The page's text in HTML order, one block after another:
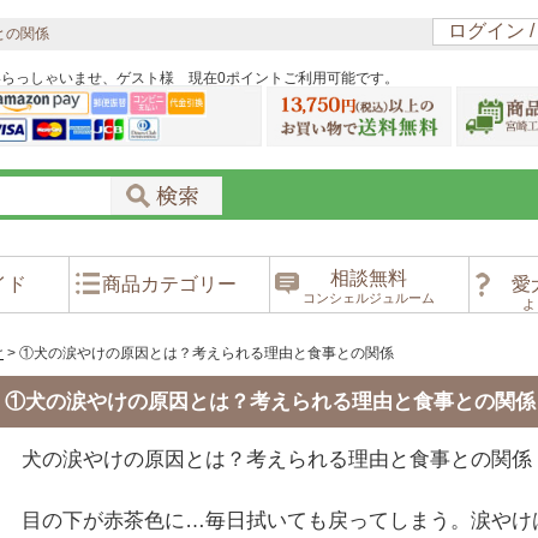
の関係 ログイン
っしゃいませ、ゲスト様 現在0ポイントご利用可能です。
ド 商品カテゴリー 相談無料
コンシェルジュルーム
愛
> ①犬の涙やけの原因とは？考えられる理由と食事との関係
①犬の涙やけの原因とは？考えられる理由と食事との関係
犬の涙やけの原因とは？考えられる理由と食事との関係
目の下が赤茶色に…毎日拭いても戻ってしまう。涙や